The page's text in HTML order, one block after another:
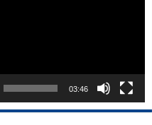
03:46